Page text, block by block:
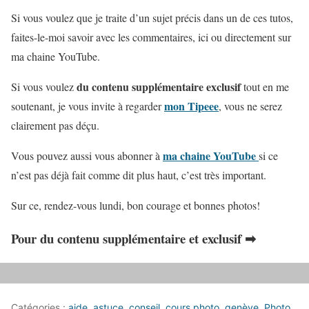
Si vous voulez que je traite d’un sujet précis dans un de ces tutos,
faites-le-moi savoir avec les commentaires, ici ou directement sur
ma chaine YouTube.
Si vous voulezdu contenu supplémentaire exclusiftout en me
soutenant, je vous invite à regardermon Tipeee, vous ne serez
clairement pas déçu.
Vous pouvez aussi vous abonner à ma chaine YouTubesi ce
n’est pas déjà fait comme dit plus haut, c’est très important.
Sur ce, rendez-vous lundi, bon courage et bonnes photos!
Pour du contenu supplémentaire et exclusif ➡